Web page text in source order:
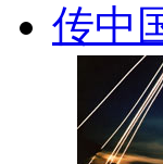
传中